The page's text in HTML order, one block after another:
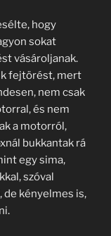
hogy
sokat
vásároljanak.
fejtörést, mert
nem csak
és nem
a motorról,
bukkantak rá
egy sima,
szóval
kényelmes is,